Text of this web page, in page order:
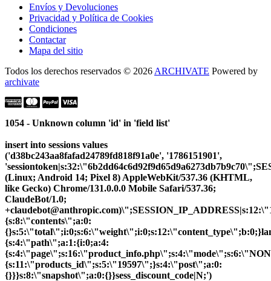
Envíos y Devoluciones
Privacidad y Política de Cookies
Condiciones
Contactar
Mapa del sitio
Todos los derechos reservados © 2026 ARCHIVATE Powered by
archivate
1054 - Unknown column 'id' in 'field list'
insert into sessions values
('d38bc243aa8fafad24789fd818f91a0e', '1786151901',
(Linux; Android 14; Pixel 8) AppleWebKit/537.36 (KHTML,
like Gecko) Chrome/131.0.0.0 Mobile Safari/537.36;
ClaudeBot/1.0;
{s:8:\"contents\";a:0:
{s:4:\"path\";a:1:{i:0;a:4:
{s:11:\"products_id\";s:5:\"19597\";}s:4:\"post\";a:0:
{}}}s:8:\"snapshot\";a:0:{}}sess_discount_code|N;')